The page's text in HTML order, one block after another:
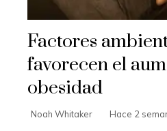
Factores
favorecen el
obesidad
Noah Whitaker Hace 2